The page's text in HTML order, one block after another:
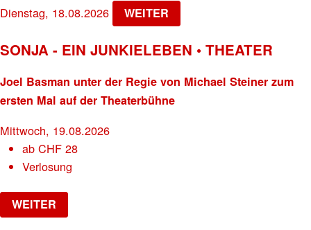
Dienstag, 18.08.2026 WEITER
SONJA - EIN JUNKIELEBEN • THEATER
Joel Basman unter der Regie von Michael Steiner zum
ersten Mal auf der Theaterbühne
Mittwoch, 19.08.2026
abCHF 28
Verlosung
WEITER